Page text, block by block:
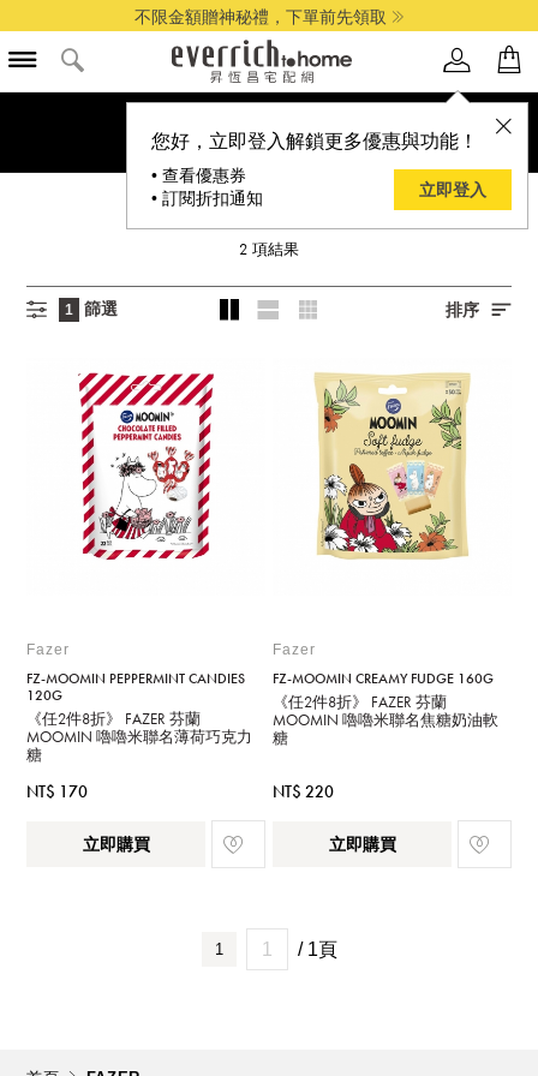
不限金額贈神秘禮，下單前先領取
您好，立即登入解鎖更多優惠與功能！
• 查看優惠券
• 訂閱折扣通知
立即登入
FAZER
2 項結果
1 篩選 排序
Fazer
FZ-MOOMIN PEPPERMINT CANDIES
120G
《任2件8折》 FAZER 芬蘭
MOOMIN 嚕嚕米聯名薄荷巧克力
糖
NT$ 170
立即購買
Fazer
FZ-MOOMIN CREAMY FUDGE 160G
《任2件8折》 FAZER 芬蘭
MOOMIN 嚕嚕米聯名焦糖奶油軟
糖
NT$ 220
立即購買
1 / 1頁